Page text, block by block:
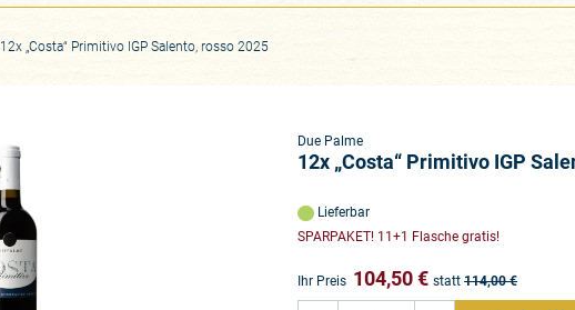
12x „Costa“ Primitivo IGP Salento, rosso 2025
Due Palme
12x „Costa“ Primitivo IGP
Lieferbar
SPARPAKET! 11+1 Flasche gratis!
Ihr Preis 104,50€ statt 114,00€